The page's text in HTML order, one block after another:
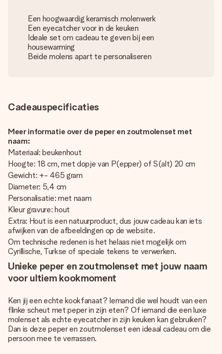
Een hoogwaardig keramisch molenwerk
Een eyecatcher voor in de keuken
Ideale set om cadeau te geven bij een
housewarming
Beide molens apart te personaliseren
Cadeauspecificaties
Meer informatie over de peper en zoutmolenset met
naam:
Materiaal: beukenhout
Hoogte: 18 cm, met dopje van P(epper) of S(alt) 20 cm
Gewicht: +- 465 gram
Diameter: 5,4 cm
Personalisatie: met naam
Kleur gravure: hout
Extra: Hout is een natuurproduct, dus jouw cadeau kan iets
afwijken van de afbeeldingen op de website.
Om technische redenen is het helaas niet mogelijk om
Cyrillische, Turkse of speciale tekens te verwerken.
Unieke peper en zoutmolenset met jouw naam
voor ultiem kookmoment
Ken jij een echte kookfanaat? Iemand die wel houdt van een
flinke scheut met peper in zijn eten? Of iemand die een luxe
molenset als echte eyecatcher in zijn keuken kan gebruiken?
Dan is deze peper en zoutmolenset een ideaal cadeau om die
persoon mee te verrassen.